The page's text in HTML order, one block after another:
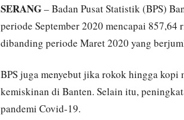
SERANG– Badan Pusat Statistik (BPS)
periode September 2020 mencapai
dibanding periode Maret 2020 yang
BPS juga menyebut jika rokok hingga
kemiskinan di Banten. Selain itu,
pandemi Covid-19.